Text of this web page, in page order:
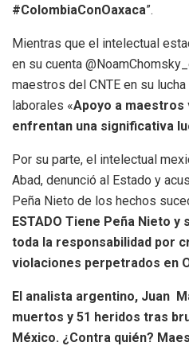
#ColombiaConOaxaca”.
Mientras que el intelectual
en su cuenta
maestros del CNTE en su
laborales «Apoyo a maestros
enfrentan una significativa
Por su parte, el intelectual
Abad, denunció al Estado y
Peña Nieto de los hechos
ESTADO Tiene Peña Nieto y
toda la responsabilidad por
violaciones perpetrados en
El analista argentino, Juan
muertos y 51 heridos tras
México. ¿Contra quién?